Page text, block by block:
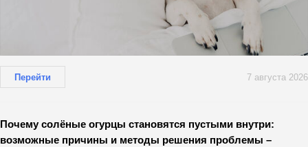
Перейти 7 августа 2026
Почему солёные огурцы становятся пустыми внутри:
возможные причины и методы решения проблемы –